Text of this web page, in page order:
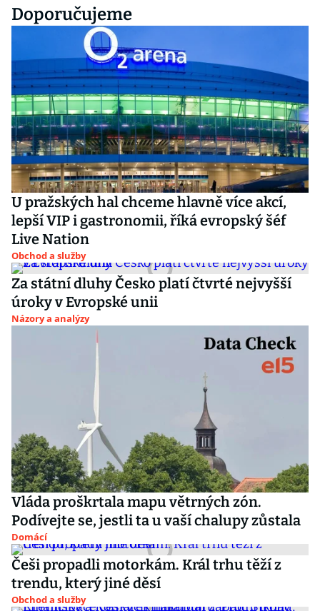
Doporučujeme
U pražských hal chceme hlavně více akcí,
lepší VIP i gastronomii, říká evropský šéf
Live Nation
Obchod a služby
Za státní dluhy Česko platí čtvrté nejvyšší
úroky v Evropské unii
Názory a analýzy
Vláda proškrtala mapu větrných zón.
Podívejte se, jestli ta u vaší chalupy zůstala
Domácí
Češi propadli motorkám. Král trhu těží z
trendu, který jiné děsí
Obchod a služby